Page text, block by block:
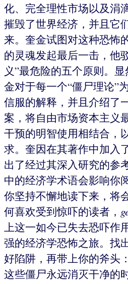
化、完全理性市场以及
摧毁了世界经济，并且它
来。奎金试图对这种恐怖
的灵魂发起最后一击，他
义”最危险的五个原则。
金对于每一个“僵尸理论”
信服的解释，并且介绍了
案，将自由市场资本主义
干预的明智使用相结合，
求。奎因在其著作中加入
出了经过其深入研究的参
中的经济学术语会影响你
你坚持不懈地读下来，将
何喜欢受到惊吓的读者，
上这一如今已失去恐吓作
强的经济学恐怖之旅。找
好陷阱，再带上你的斧头
这些僵尸永远消灭干净的时